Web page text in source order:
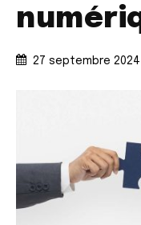
27 septembre 2024